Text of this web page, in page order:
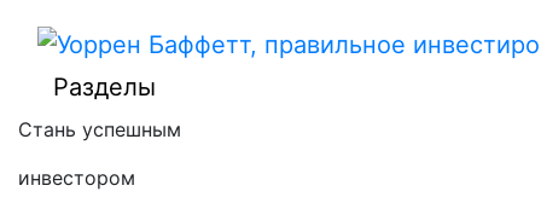
Разделы
Стань успешным
инвестором